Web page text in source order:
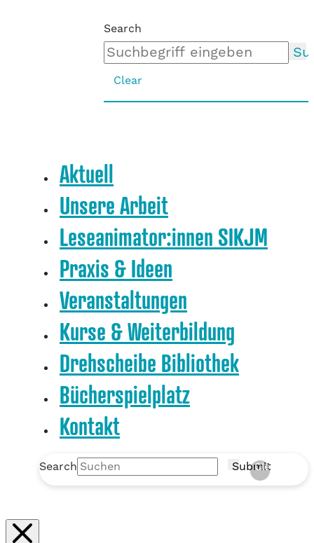
Search
Clear
Aktuell
Unsere Arbeit
Leseanimator:innen SIKJM
Praxis & Ideen
Veranstaltungen
Kurse & Weiterbildung
Drehscheibe Bibliothek
Bücherspielplatz
Kontakt
Search Submit
Clear